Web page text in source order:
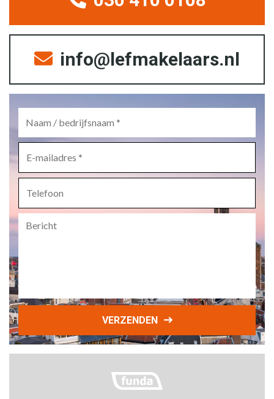
info@lefmakelaars.nl
mailadres *
VERZENDEN